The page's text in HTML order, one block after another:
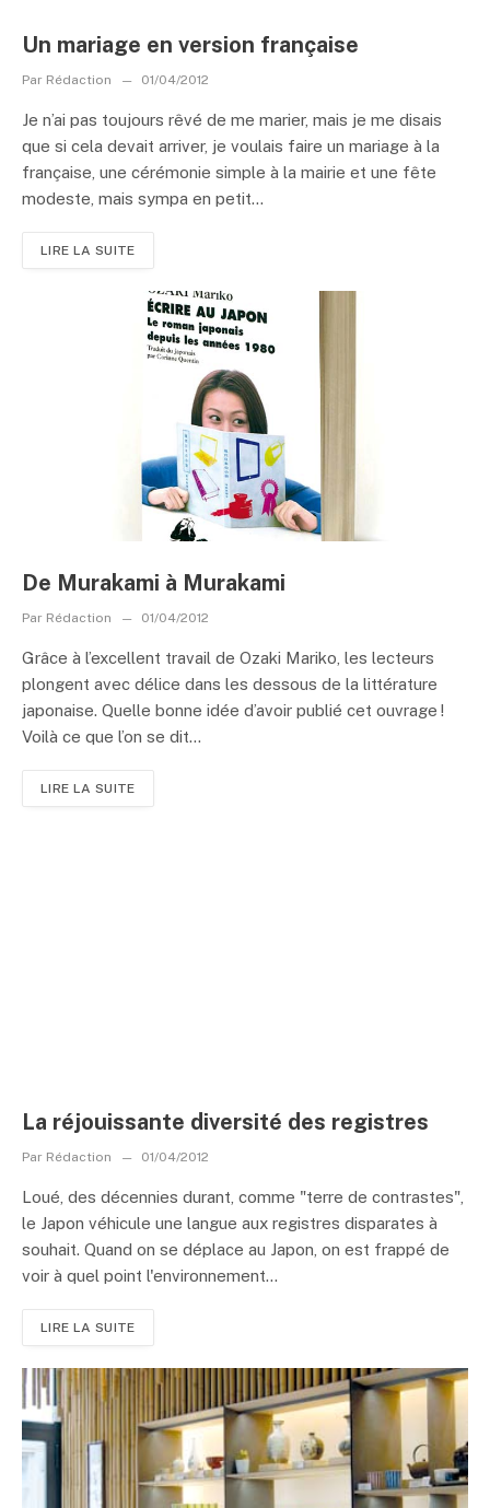
Un mariage en version française
Par Rédaction 01/04/2012
Je n’ai pas toujours rêvé de me marier, mais je me disais
que si cela devait arriver, je voulais faire un mariage à la
française, une cérémonie simple à la mairie et une fête
modeste, mais sympa en petit...
LIRE LA SUITE
De Murakami à Murakami
Par Rédaction 01/04/2012
Grâce à l’excellent travail de Ozaki Mariko, les lecteurs
plongent avec délice dans les dessous de la littérature
japonaise. Quelle bonne idée d’avoir publié cet ouvrage !
Voilà ce que l’on se dit...
LIRE LA SUITE
La réjouissante diversité des registres
Par Rédaction 01/04/2012
Loué, des décennies durant, comme "terre de contrastes",
le Japon véhicule une langue aux registres disparates à
souhait. Quand on se déplace au Japon, on est frappé de
voir à quel point l'environnement...
LIRE LA SUITE